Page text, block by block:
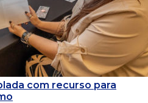
com recurso para